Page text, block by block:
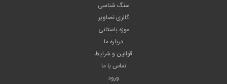
سنگ شناسی
گالری تصاویر
موزه باستانی
درباره ما
قوانین و شرایط
تماس با ما
ورود